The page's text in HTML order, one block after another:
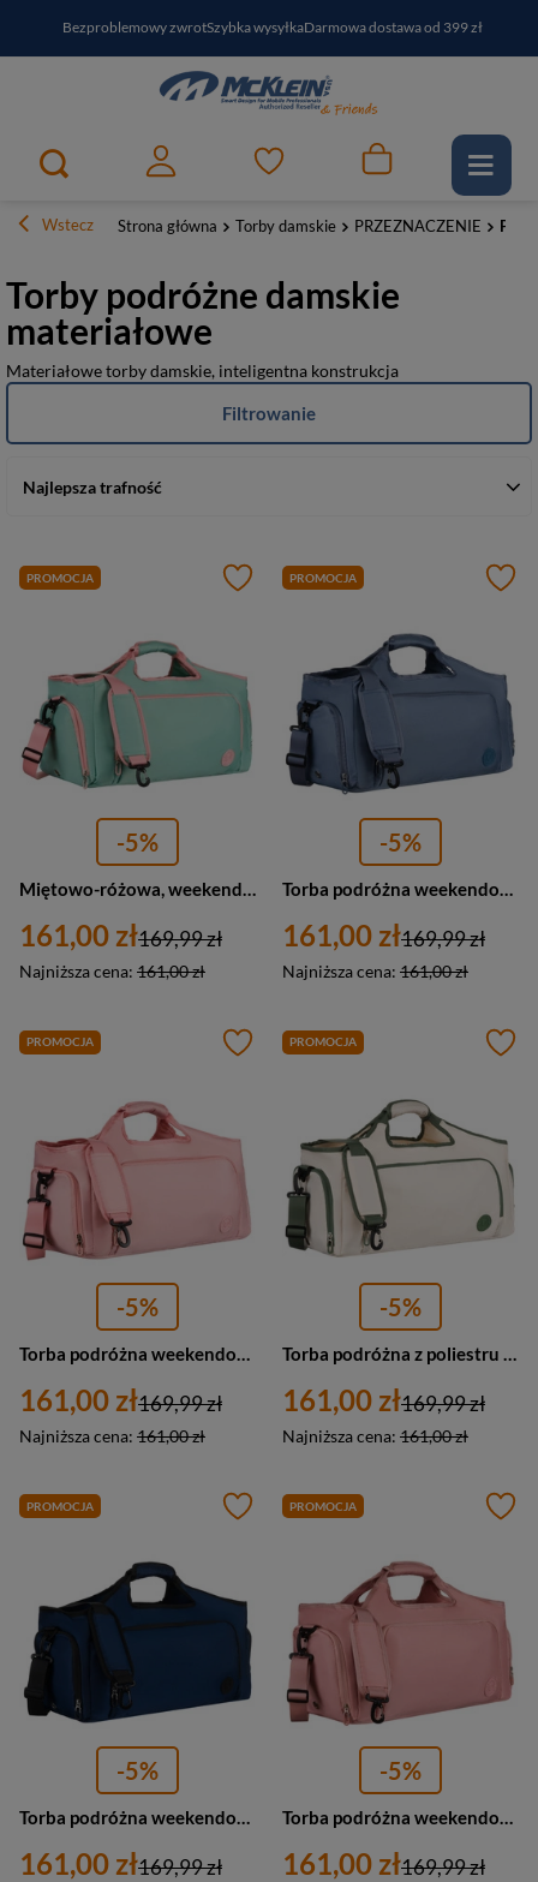
Bezproblemowy zwrotSzybka wysyłkaDarmowa dostawa od 399 zł
PayPo - kup i zapłać za30 dniZapisz się do newslettera i odbierz RABAT
Wstecz Strona główna Torby damskie PRZEZNACZENIE
Torby podróżne damskie
materiałowe
Materiałowe torby damskie, inteligentna konstrukcja
Najlepsza trafność
Filtrowanie
PROMOCJA
-5%
Miętowo-różowa, weekendowa torba podróżna z komorą termiczną na obuwie - Peterson
161,00 zł
Najniższa cena: 161,00 zł
169,99 zł
PROMOCJA
-5%
Torba podróżna weekendowa niebieska wyposażona w uchwyt na walizkę Peterson
161,00 zł
Najniższa cena: 161,00 zł
169,99 zł
PROMOCJA
-5%
161,00 zł
Najniższa cena: 161,00 zł
169,99 zł
PROMOCJA
-5%
161,00 zł
Najniższa cena: 161,00 zł
169,99 zł
PROMOCJA
-5%
Torba podróżna weekendowa na ramię sportowa granatowa Peterson
161,00 zł169,99 zł
PROMOCJA
-5%
Torba podróżna weekendowa sportowa w różowym kolorze zamykana na suwak Peterson
161,00 zł169,99 zł